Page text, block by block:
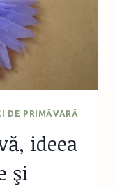
DE PRIMĂVARĂ
ideea
şi